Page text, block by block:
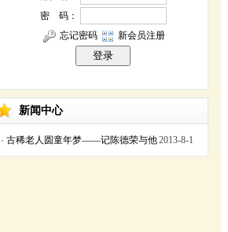
新闻中心
2013-8-1
· 古稀老人圆童年梦——记陈德荣与他
的剪纸艺术